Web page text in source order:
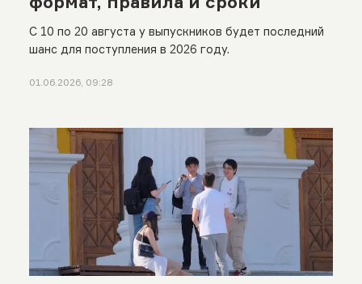
С 10 по 20 августа у выпускников будет последний
шанс для поступления в 2026 году.
01.06.2026, 09:28